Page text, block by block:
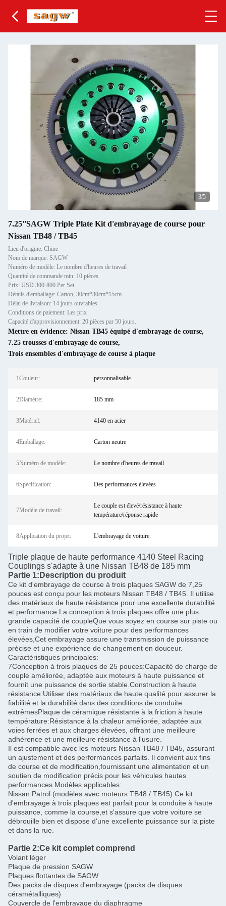
3/5
7.25''SAGW Triple Plate Kit d'embrayage de course pour
Nissan TB48 / TB45
Lieu d'origine: Chine
Nom de marque: SAGW
Numéro de modèle: Le nombre d'heures de travail
Quantité de commande min: 10 pièces
Prix: USD 300-800 Per Set
Détails d'emballage: Carton, 30cm*30cm*15cm
Délai de livraison: 14 jours ouvrables
Conditions de paiement: Les prix
Capacité d'approvisionnement: 20 pièces par 50 jours.
Mettre en évidence: Nissan TB45 équipé d'embrayage de course,
7.25 trousses d'embrayage de course,
Trois ensembles d'embrayage de course à plaque
1Couleur: personnalisable
2Diamètre: 185 mm
3Matériel: 4140 en acier
4Emballage: Carton neutre
5Numéro de modèle: Le nombre d'heures de travail
6Spécification: Des performances élevées
7Modèle de travail:
Le couple est élevé/résistance à haute
température/réponse rapide
8Application du projet: L'embrayage de voiture
Triple plaque de haute performance 4140 Steel Racing
Couplings s'adapte à une Nissan TB48 de 185 mm
Partie 1: Description du produit
Ce kit d'embrayage de course à trois plaques SAGW de 7,25
pouces est conçu pour les moteurs Nissan TB48 / TB45. Il utilise
des matériaux de haute résistance pour une excellente durabilité
et performance.La conception à trois plaques offre une plus
grande capacité de coupleQue vous soyez en course sur piste ou
en train de modifier votre voiture pour des performances
élevées,Cet embrayage assure une transmission de puissance
précise et une expérience de changement en douceur.
Caractéristiques principales:
7Conception à trois plaques de 25 pouces:Capacité de charge de
couple améliorée, adaptée aux moteurs à haute puissance et
fournit une puissance de sortie stable.Construction à haute
résistance:Utiliser des matériaux de haute qualité pour assurer la
fiabilité et la durabilité dans des conditions de conduite
extrêmesPlaque de céramique résistante à la friction à haute
température:Résistance à la chaleur améliorée, adaptée aux
voies ferrées et aux charges élevées, offrant une meilleure
adhérence et une meilleure résistance à l'usure.
Il est compatible avec les moteurs Nissan TB48 / TB45, assurant
un ajustement et des performances parfaits. Il convient aux fins
de course et de modification,fournissant une alimentation et un
soutien de modification précis pour les véhicules hautes
performances.Modèles applicables:
Nissan Patrol (modèles avec moteurs TB48 / TB45) Ce kit
d'embrayage à trois plaques est parfait pour la conduite à haute
puissance, comme la course,et s'assure que votre voiture se
débrouille bien et dispose d'une excellente puissance sur la piste
et dans la rue.
Partie 2:Ce kit complet comprend
Volant léger
Plaque de pression SAGW
Plaques flottantes de SAGW
Des packs de disques d'embrayage (packs de disques
céramétalliques)
Couvercle de l'embrayage du diaphragme